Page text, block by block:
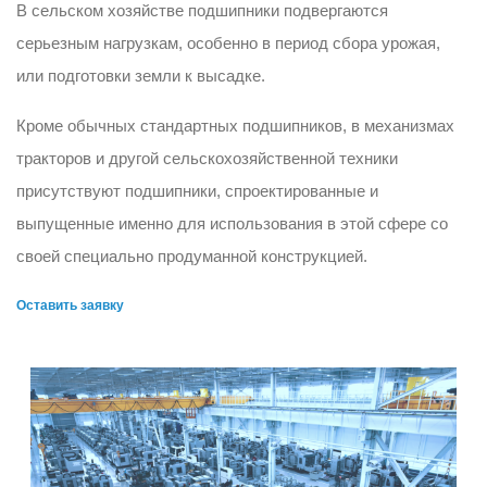
В сельском хозяйстве подшипники подвергаются
серьезным нагрузкам, особенно в период сбора урожая,
или подготовки земли к высадке.
Кроме обычных стандартных подшипников, в механизмах
тракторов и другой сельскохозяйственной техники
присутствуют подшипники, спроектированные и
выпущенные именно для использования в этой сфере со
своей специально продуманной конструкцией.
Оставить заявку